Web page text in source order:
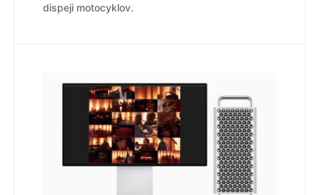
dispeji motocyklov.